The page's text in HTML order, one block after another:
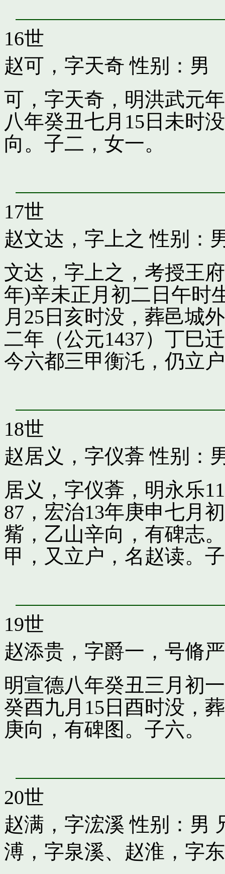
16世
赵可，字天奇 性别：男
可，字天奇，明洪武元
八年癸丑七月15日未时
向。子二，女一。
17世
赵文达，字上之 性别：
文达，字上之，考授王
年)辛未正月初二日午时
月25日亥时没，葬邑城
二年（公元1437）丁巳
今六都三甲衡汑，仍立
18世
赵居义，字仪葊 性别：
居义，字仪葊，明永乐
87，宏治13年庚申七月
觜，乙山辛向，有碑志
甲，又立户，名赵读。
19世
赵添贵，字爵一，号脩严
明宣德八年癸丑三月初
癸酉九月15日酉时没，
庚向，有碑图。子六。
20世
赵满，字浤溪 性别：男
溥，字泉溪、 赵淮，字